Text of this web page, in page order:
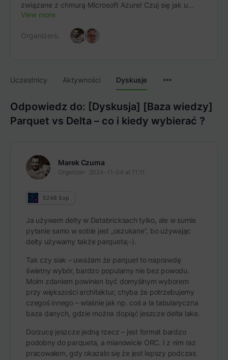
związane z chmurą Microsoft Azure! Czuj się jak u...
View more
Organizers:
Uczestnicy Aktywności Dyskusje
Odpowiedz do: [Dyskusja] [Baza wiedzy]
Parquet vs Delta – co i kiedy wybierać ?
Marek Czuma
Organizer 2024-11-04 at 11:11
5248 Exp
Ja używam delty w Databricksach tylko, ale w sumie
pytanie samo w sobie jest „oszukane”, bo używając
delty używamy także parqueta;-).
Tak czy siak – uważam że parquet to naprawdę
świetny wybór, bardzo popularny nie bez powodu.
Moim zdaniem powinien być domyślnym wyborem
przy większości architektur, chyba że potrzebujemy
czegoś innego – wlaśnie jak np. coś a la tabularyczna
baza danych, gdzie można dopiąć jeszcze delta lake.
Dorzucę jeszcze jedną rzecz – jest format bardzo
podobny do parqueta, a mianowicie ORC. I z nim raz
pracowałem, gdy okazalo się że jest lepszy podczas